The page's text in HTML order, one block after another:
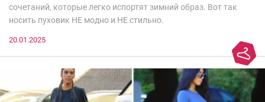
сочетаний, которые легко испортят зимний образ. Вот так
носить пуховик НЕ модно и НЕ стильно.
20.01.2025